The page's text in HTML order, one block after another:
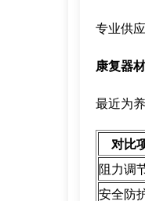
专业供
康复器
最近为
对比
阻力调
安全防